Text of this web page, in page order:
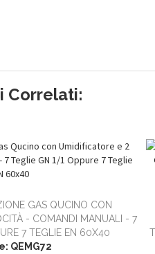
Correlati:
GAS QUCINO CON
- COMANDI MANUALI - 7
7 TEGLIE EN 60X40
QEMG72